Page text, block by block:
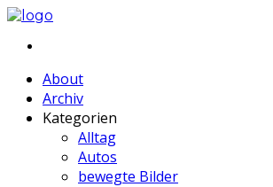
About
Archiv
Kategorien
Alltag
Autos
bewegte Bilder